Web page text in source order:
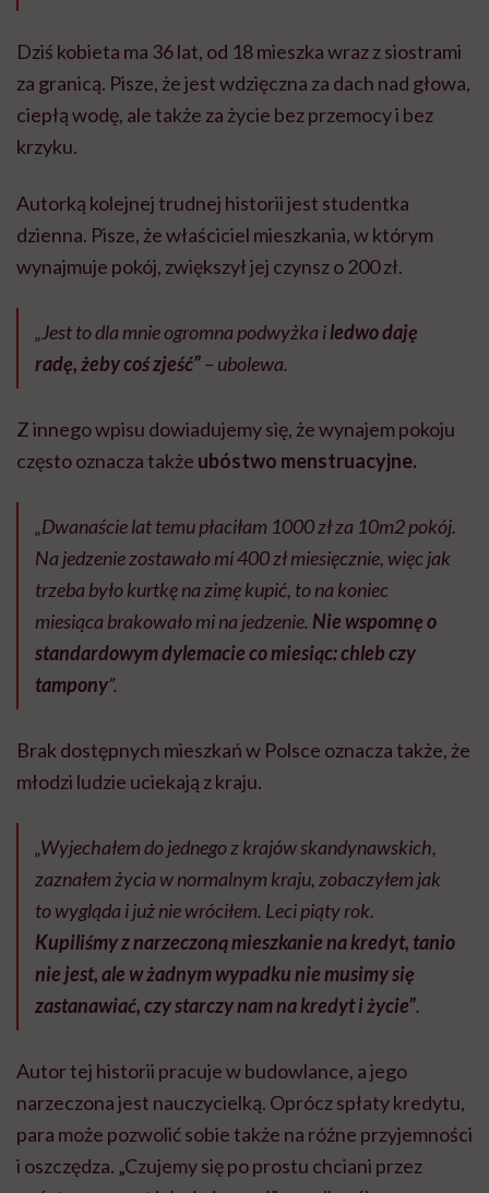
Dziś kobieta ma 36 lat, od 18 mieszka wraz z siostrami
za granicą. Pisze, że jest wdzięczna za dach nad głowa,
ciepłą wodę, ale także za życie bez przemocy i bez
krzyku.
Autorką kolejnej trudnej historii jest studentka
dzienna. Pisze, że właściciel mieszkania, w którym
wynajmuje pokój, zwiększył jej czynsz o 200 zł.
„Jest to dla mnie ogromna podwyżka iledwo daję
radę, żeby coś zjeść”– ubolewa.
Z innego wpisu dowiadujemy się, że wynajem pokoju
często oznacza także ubóstwo menstruacyjne.
„Dwanaście lat temu płaciłam 1000 zł za 10m2 pokój.
Na jedzenie zostawało mi 400 zł miesięcznie, więc jak
trzeba było kurtkę na zimę kupić, to na koniec
miesiąca brakowało mi na jedzenie. Nie wspomnę o
standardowym dylemacie co miesiąc: chleb czy
tampony”.
Brak dostępnych mieszkań w Polsce oznacza także, że
młodzi ludzie uciekają z kraju.
„Wyjechałem do jednego z krajów skandynawskich,
zaznałem życia w normalnym kraju, zobaczyłem jak
to wygląda i już nie wróciłem. Leci piąty rok.
Kupiliśmy z narzeczoną mieszkanie na kredyt, tanio
nie jest, ale w żadnym wypadku nie musimy się
zastanawiać, czy starczy nam na kredyt i życie”.
Autor tej historii pracuje w budowlance, a jego
narzeczona jest nauczycielką. Oprócz spłaty kredytu,
para może pozwolić sobie także na różne przyjemności
i oszczędza. „Czujemy się po prostu chciani przez